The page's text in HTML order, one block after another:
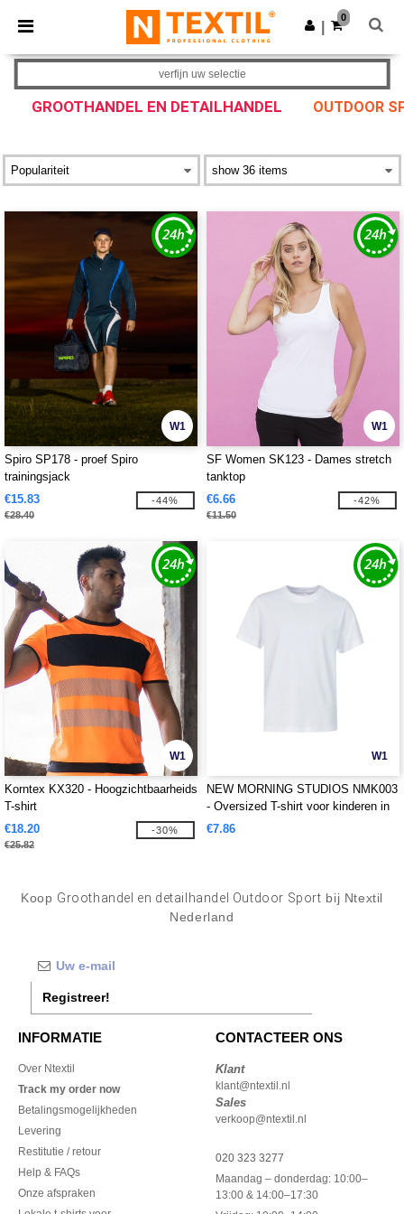
× Ntextil-app
Betere prijzen in de app!
Download app
0
GROOTHANDEL EN DETAILHANDEL OUTDOOR
verfijn uw selectie
W1
Spiro SP178 - proef Spiro
trainingsjack
€15.83
€28.40
-44%
W1
SF Women SK123 - Dames stretch
tanktop
€6.66
€11.50
-42%
W1
Korntex KX320 - Hoogzichtbaarheids
T-shirt
€18.20
€25.82
-30%
W1
NEW MORNING STUDIOS NMK003
- Oversized T-shirt voor kinderen in
biologisch katoen
€7.86
Koop Groothandel en detailhandel Outdoor Sport bij Ntextil
Nederland
Registreer!
INFORMATIE
Over Ntextil
Track my order now
Betalingsmogelijkheden
Levering
Restitutie / retour
Help & FAQs
Onze afspraken
CONTACTEER ONS
Klant
klant@ntextil.nl
Sales
verkoop@ntextil.nl
020 323 3277
Maandag – donderdag: 10:00–
13:00 & 14:00–17:30